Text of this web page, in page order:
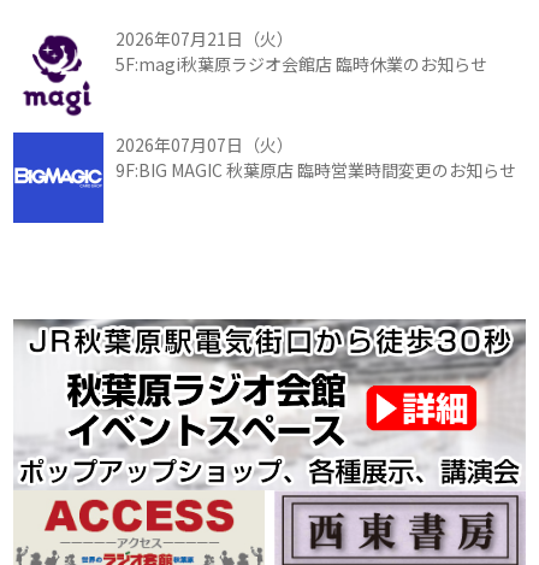
2026年07月21日（火）
5F:magi秋葉原ラジオ会館店 臨時休業のお知らせ
2026年07月07日（火）
9F:BIG MAGIC 秋葉原店 臨時営業時間変更のお知らせ